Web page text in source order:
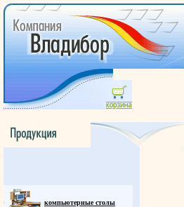
компьютерные столы